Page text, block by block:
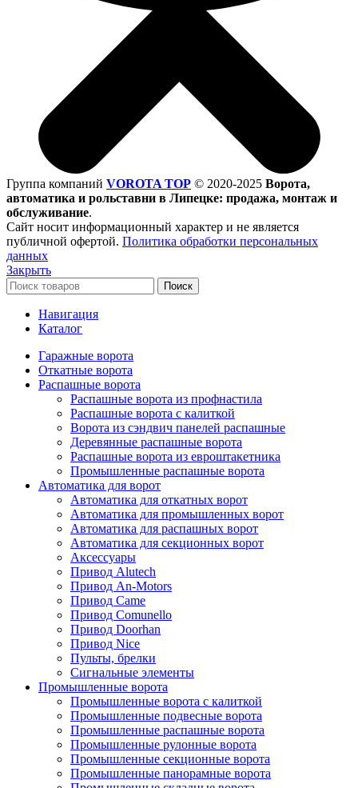
Группа компаний VOROTA TOP © 2020-2025 Ворота,
автоматика и рольставни в Липецке: продажа, монтаж и
обслуживание.
Сайт носит информационный характер и не является
публичной офертой. Политика обработки персональных
данных
Закрыть
Поиск
Навигация
Каталог
Гаражные ворота
Откатные ворота
Распашные ворота
Распашные ворота из профнастила
Распашные ворота с калиткой
Ворота из сэндвич панелей распашные
Деревянные распашные ворота
Распашные ворота из евроштакетника
Промышленные распашные ворота
Автоматика для ворот
Автоматика для откатных ворот
Автоматика для промышленных ворот
Автоматика для распашных ворот
Автоматика для секционных ворот
Аксессуары
Привод Alutech
Привод An-Motors
Привод Came
Привод Comunello
Привод Doorhan
Привод Nice
Пульты, брелки
Сигнальные элементы
Промышленные ворота
Промышленные ворота с калиткой
Промышленные подвесные ворота
Промышленные распашные ворота
Промышленные рулонные ворота
Промышленные секционные ворота
Промышленные панорамные ворота